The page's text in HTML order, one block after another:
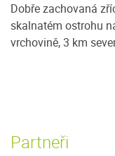
Dobře zachovaná
skalnatém ostrohu
vrchovině, 3 km
Partneři